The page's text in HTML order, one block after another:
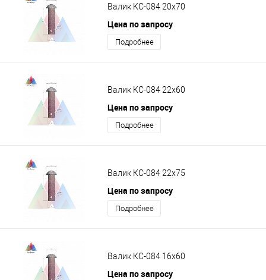
Валик КС-084 20х70
Цена по запросу
Подробнее
Валик КС-084 22х60
Цена по запросу
Подробнее
Валик КС-084 22х75
Цена по запросу
Подробнее
Валик КС-084 16х60
Цена по запросу